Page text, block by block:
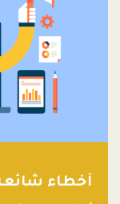
أخطاء